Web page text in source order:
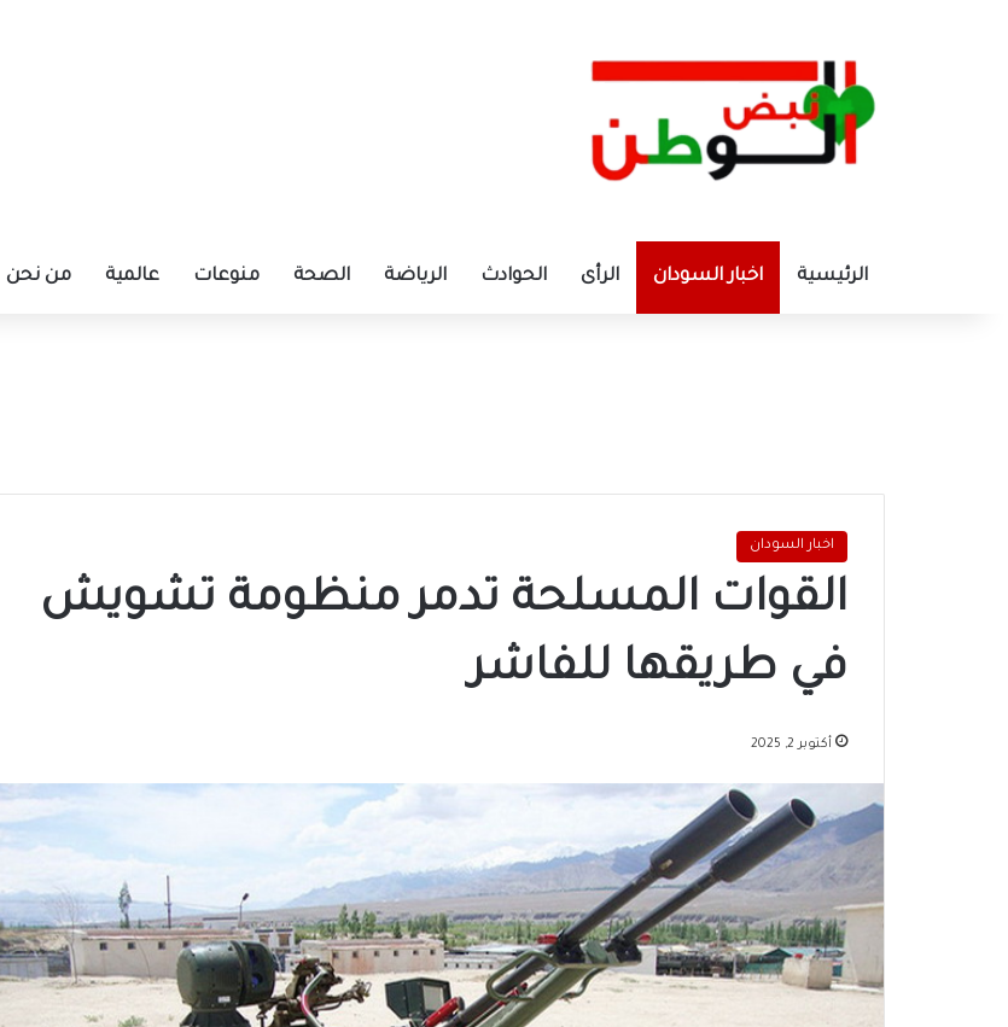
الرئيسية اخبار السودان الرأى الحوادث الرياضة الصحة منوعات عالمية من نحن
اخبار السودان
القوات المسلحة تدمر منظومة تشويش
في طريقها للفاشر
أكتوبر 2, 2025